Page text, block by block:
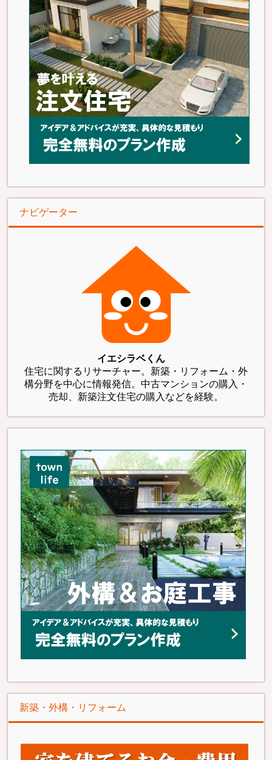
ナビゲーター
イエシラベくん
住宅に関するリサーチャー。新築・リフォーム・外
構分野を中心に情報発信。中古マンションの購入・
売却、新築注文住宅の購入などを経験。
新築・外構・リフォーム